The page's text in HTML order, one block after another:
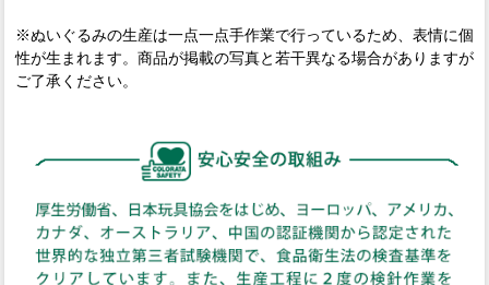
※ぬいぐるみの生産は一点一点手作業で行っているため、表情に個
性が生まれます。商品が掲載の写真と若干異なる場合がありますが
ご了承ください。